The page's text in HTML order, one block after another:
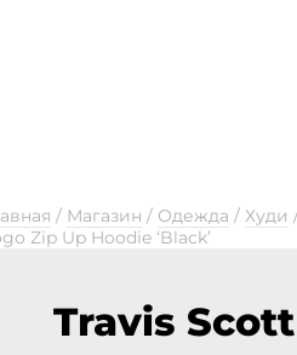
/ Магазин / Одежда / Худи
Zip Up Hoodie ‘Black’
Travis